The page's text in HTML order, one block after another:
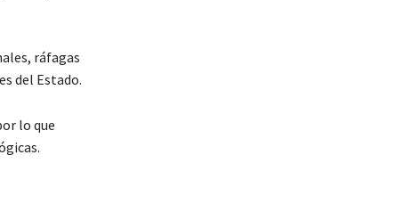
ráfagas
del Estado.
lo que